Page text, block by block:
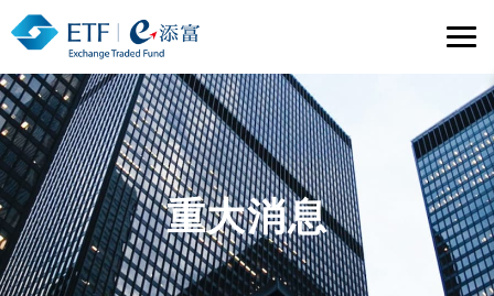
重大消息